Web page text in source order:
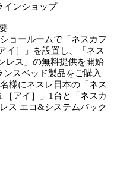
ンショップ
ョールームで「ネスカフ
イ］」を設置し、「ネス
レス」の無料提供を開始
スベッド製品をご購入
様にネスレ日本の「ネス
アイ］」1台と「ネスカ
ス エコ&システムパック